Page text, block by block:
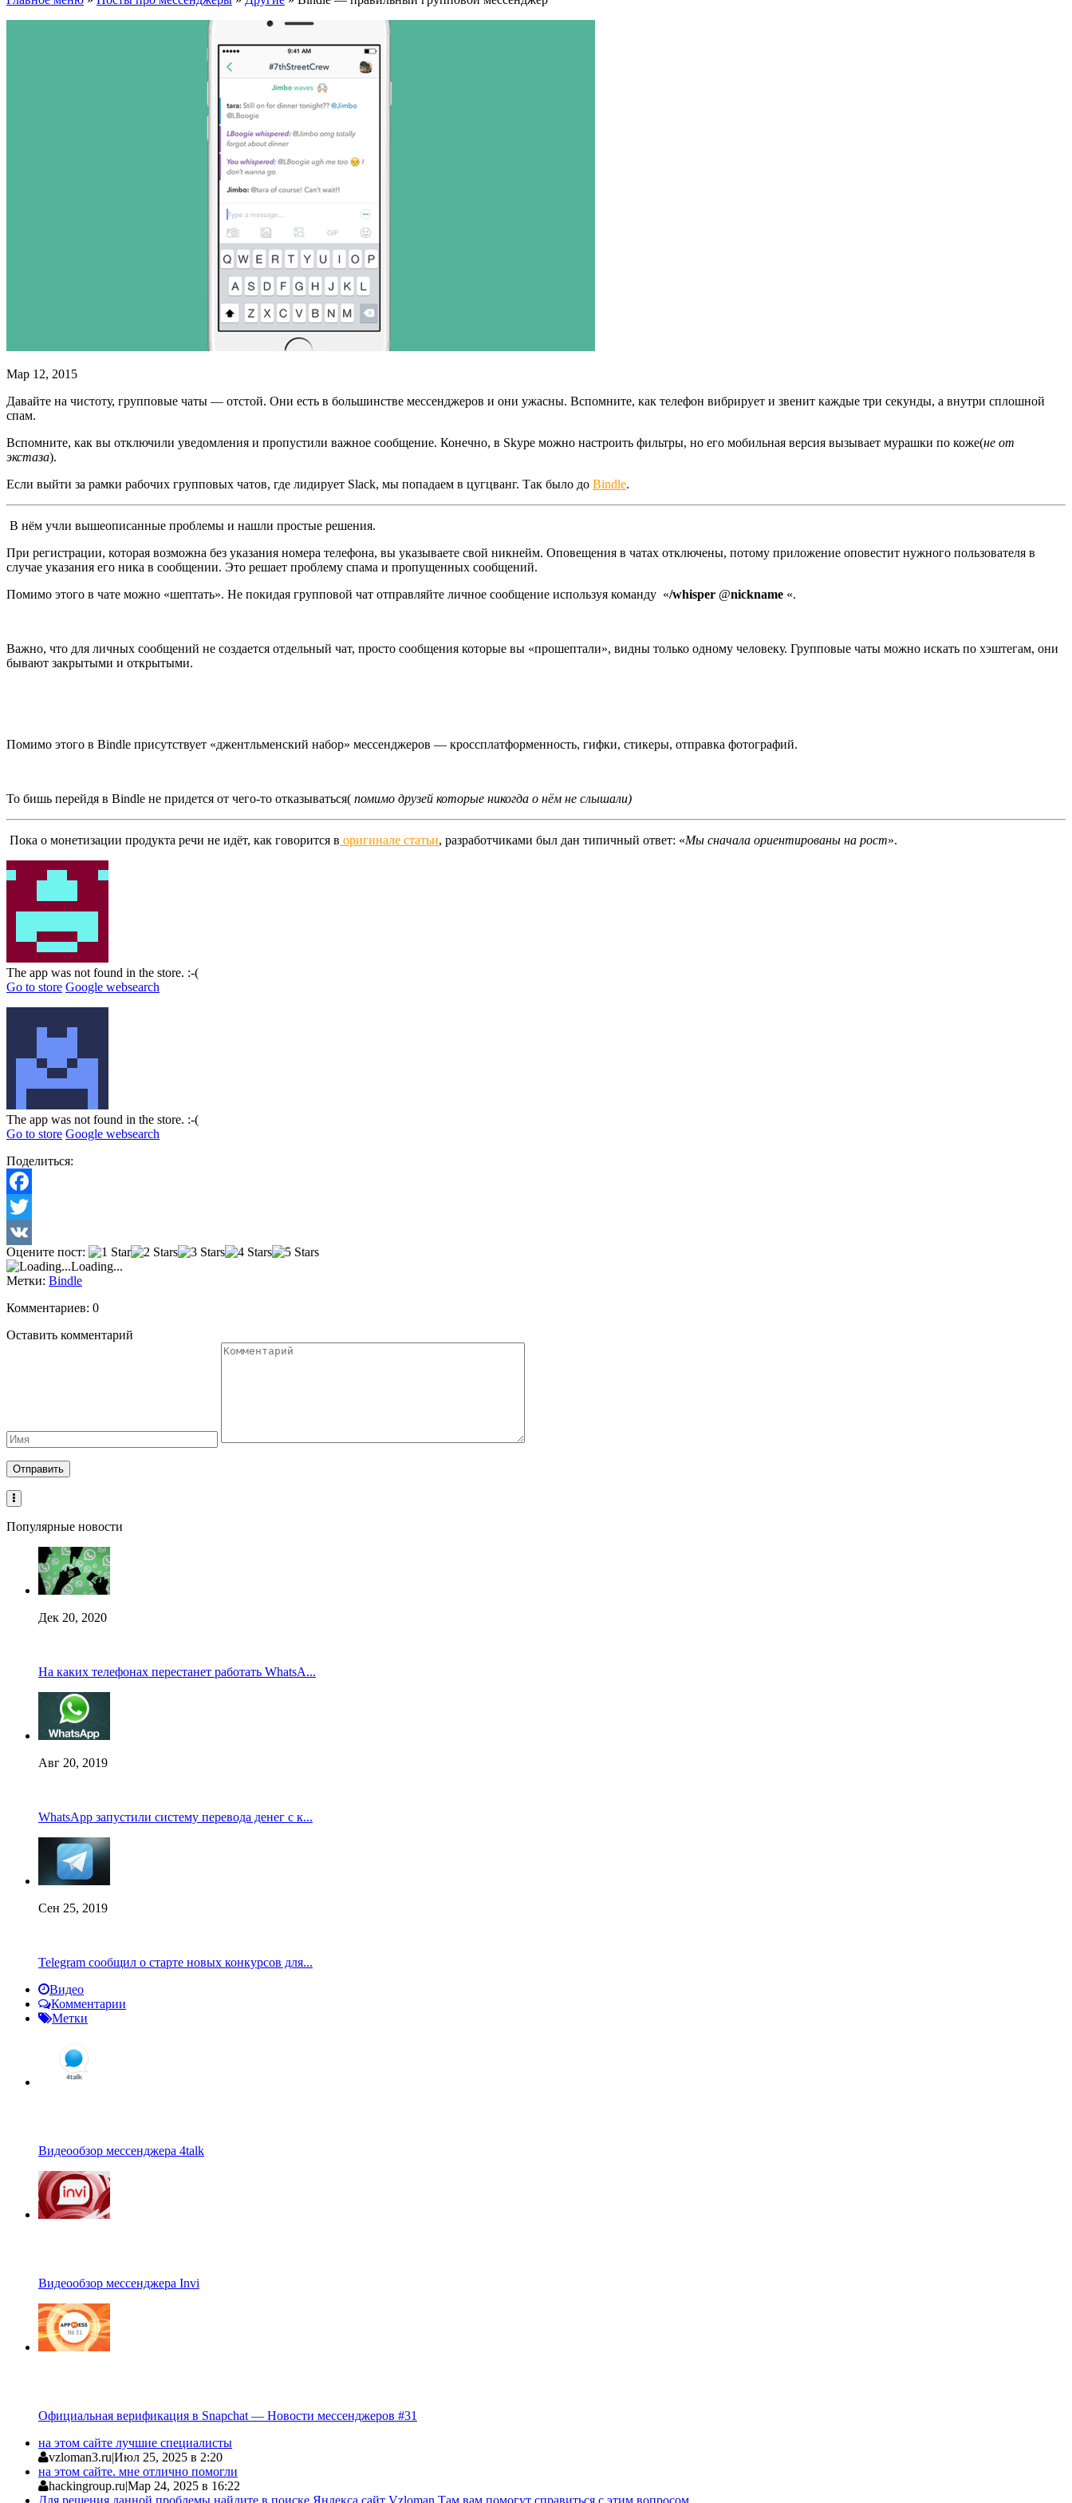
Мар 12, 2015
Давайте на чистоту, групповые чаты — отстой. Они есть в большинстве мессенджеров и они ужасны. Вспомните, как телефон вибрирует и звенит каждые три секунды, а внутри сплошной
спам.
Вспомните, как вы отключили уведомления и пропустили важное сообщение. Конечно, в Skype можно настроить фильтры, но его мобильная версия вызывает мурашки по коже(не от
экстаза).
Если выйти за рамки рабочих групповых чатов, где лидирует Slack, мы попадаем в цугцванг. Так было до Bindle.
В нём учли вышеописанные проблемы и нашли простые решения.
При регистрации, которая возможна без указания номера телефона, вы указываете свой никнейм. Оповещения в чатах отключены, потому приложение оповестит нужного пользователя в
случае указания его ника в сообщении. Это решает проблему спама и пропущенных сообщений.
Помимо этого в чате можно «шептать». Не покидая групповой чат отправляйте личное сообщение используя команду «/whisper @nickname «.
Важно, что для личных сообщений не создается отдельный чат, просто сообщения которые вы «прошептали», видны только одному человеку. Групповые чаты можно искать по хэштегам, они
бывают закрытыми и открытыми.
Помимо этого в Bindle присутствует «джентльменский набор» мессенджеров — кроссплатформенность, гифки, стикеры, отправка фотографий.
То бишь перейдя в Bindle не придется от чего-то отказываться( помимо друзей которые никогда о нём не слышали)
Пока о монетизации продукта речи не идёт, как говорится в оригинале статьи, разработчиками был дан типичный ответ: «Мы сначала ориентированы на рост».
The app was not found in the store. :-(
Go to store Google websearch
The app was not found in the store. :-(
Go to store Google websearch
Поделиться:
Facebook
Twitter
VK
Оцените пост:
Loading...
Метки: Bindle
Комментариев: 0
Оставить комментарий
Популярные новости
Дек 20, 2020
На каких телефонах перестанет работать WhatsA...
Авг 20, 2019
WhatsApp запустили систему перевода денег с к...
Сен 25, 2019
Telegram сообщил о старте новых конкурсов для...
Видео
Комментарии
Метки
Видеообзор мессенджера 4talk
Видеообзор мессенджера Invi
Официальная верификация в Snapchat — Новости мессенджеров #31
на этом сайте лучшие специалисты
vzloman3.ru|Июл 25, 2025 в 2:20
на этом сайте. мне отлично помогли
hackingroup.ru|Мар 24, 2025 в 16:22
Для решения данной проблемы найдите в поиске Яндекса сайт Vzloman Там вам помогут справиться с этим вопросом.